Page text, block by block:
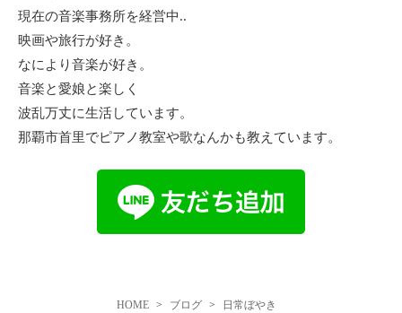
現在の音楽事務所を経営中..
映画や旅行が好き。
なにより音楽が好き。
音楽と愛娘と楽しく
波乱万丈に生活しています。
那覇市首里でピアノ教室や歌なんかも教えています。
HOME ブログ 日常ぼやき